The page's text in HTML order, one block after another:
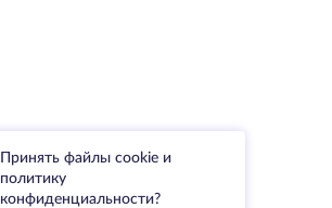
Принять файлы cookie и
политику
конфиденциальности?